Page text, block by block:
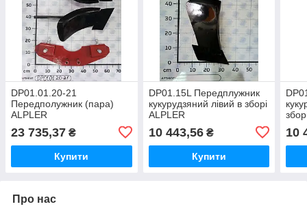
DP01.01.20-21
Передполужник (пара)
ALPLER
23 735,37 ₴
Купити
DP01.15L Передплужник
кукурудзяний лівий в зборі
ALPLER
10 443,56₴
Купити
10
Про нас